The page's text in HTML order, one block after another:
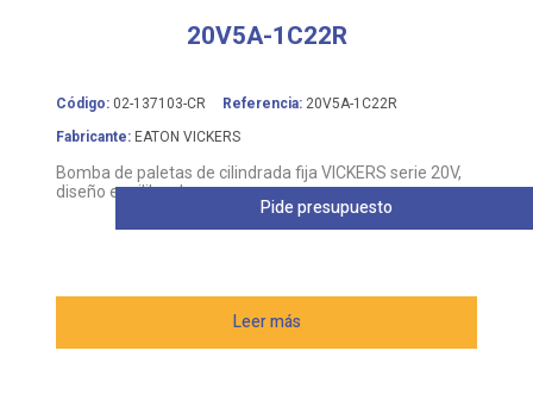
20V5A-1C22R
Código: 02-137103-CR Referencia: 20V5A-1C22R
Fabricante: EATON VICKERS
Bomba de paletas de cilindrada fija VICKERS serie 20V,
diseño equilibrado
Leer más
Pide presupuesto